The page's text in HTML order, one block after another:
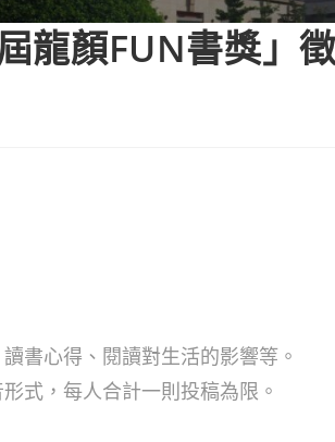
龍顏FUN書獎」
書心得、閱讀對生活的影響等。
式，每人合計一則投稿為限。